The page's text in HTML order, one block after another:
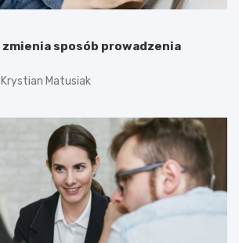
sposób prowadzenia
Krystian Matusiak